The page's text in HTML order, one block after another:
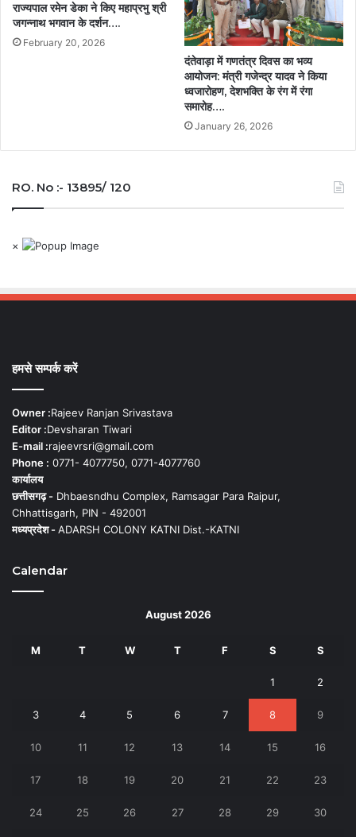
राज्यपाल रमेन डेका ने किए महाप्रभु श्री
जगन्नाथ भगवान के दर्शन….
February 20, 2026
दंतेवाड़ा में गणतंत्र दिवस का भव्य
आयोजन: मंत्री गजेन्द्र यादव ने किया
ध्वजारोहण, देशभक्ति के रंग में रंगा
समारोह….
January 26, 2026
RO. No :- 13895/ 120
×
हमसे सम्पर्क करें
Owner :Rajeev Ranjan Srivastava
Editor :Devsharan Tiwari
E-mail :rajeevrsri@gmail.com
Phone : 0771- 4077750, 0771-4077760
कार्यालय
छत्तीसगढ़ - Dhbaesndhu Complex, Ramsagar Para Raipur,
Chhattisgarh, PIN - 492001
मध्यप्रदेश -ADARSH COLONY KATNI Dist.-KATNI
Calendar
August 2026
M T W T F S S
1 2
3 4 5 6 7 8 9
10 11 12 13 14 15 16
17 18 19 20 21 22 23
24 25 26 27 28 29 30